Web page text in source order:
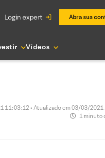
login expert Abra sua
Vídeos
11:03:12 • Atualizado em 03/03/
1 minuto